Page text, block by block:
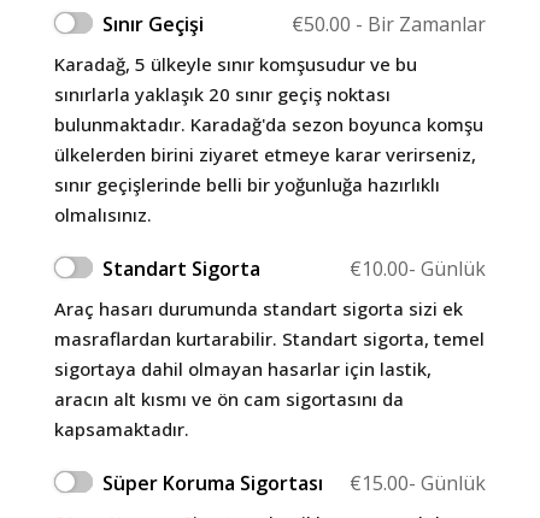
Sınır Geçişi €50.00 - Bir Zamanlar
Karadağ, 5 ülkeyle sınır komşusudur ve bu
sınırlarla yaklaşık 20 sınır geçiş noktası
bulunmaktadır. Karadağ'da sezon boyunca komşu
ülkelerden birini ziyaret etmeye karar verirseniz,
sınır geçişlerinde belli bir yoğunluğa hazırlıklı
olmalısınız.
Standart Sigorta €10.00- Günlük
Araç hasarı durumunda standart sigorta sizi ek
masraflardan kurtarabilir. Standart sigorta, temel
sigortaya dahil olmayan hasarlar için lastik,
aracın alt kısmı ve ön cam sigortasını da
kapsamaktadır.
Süper Koruma Sigortası €15.00- Günlük